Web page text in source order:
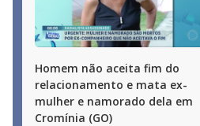
Homem não aceita fim do
relacionamento e mata ex-
mulher e namorado dela em
Cromínia (GO)